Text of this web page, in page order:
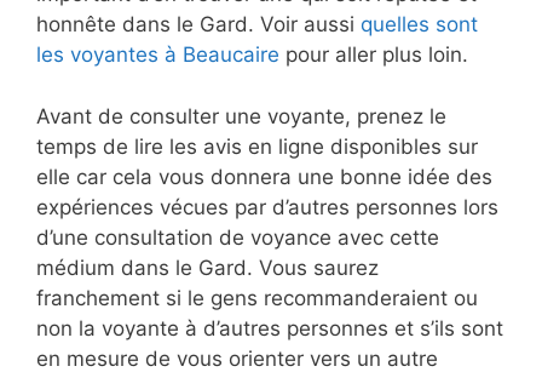
honnête dans le Gard. Voir aussi quelles sont
les voyantes à Beaucaire pour aller plus loin.
Avant de consulter une voyante, prenez le
temps de lire les avis en ligne disponibles sur
elle car cela vous donnera une bonne idée des
expériences vécues par d’autres personnes lors
d’une consultation de voyance avec cette
médium dans le Gard. Vous saurez
franchement si le gens recommanderaient ou
non la voyante à d’autres personnes et s’ils sont
en mesure de vous orienter vers un autre